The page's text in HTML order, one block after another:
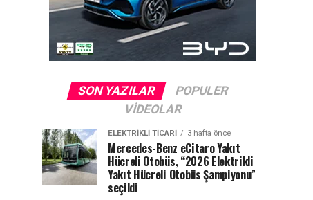
SON YAZILAR
POPULER
VIDEOLAR
ELEKTRIKLI TICARI 3 hafta önce
Mercedes-Benz eCitaro Yakıt
Hücreli Otobüs, “2026 Elektrikli
Yakıt Hücreli Otobüs Şampiyonu”
seçildi